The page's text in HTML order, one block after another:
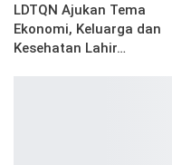
LDTQN Ajukan Tema
Ekonomi, Keluarga dan
Kesehatan Lahir…